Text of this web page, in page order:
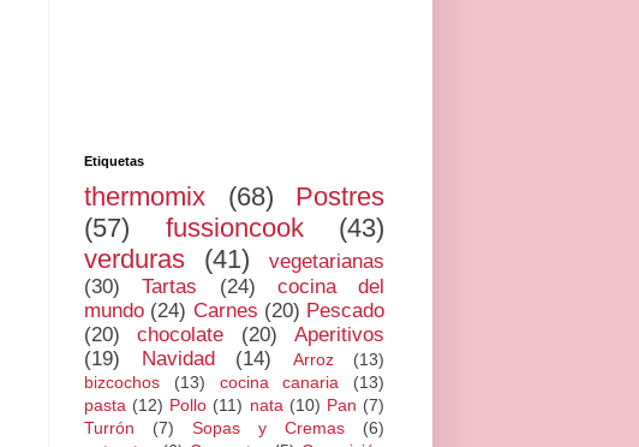
Etiquetas
thermomix (68)
Postres
(57)
fussioncook
(43)
verduras
(41)
vegetarianas
(30)
Tartas (24)
cocina del
mundo (24) Carnes (20) Pescado
(20)
chocolate (20)
Aperitivos
(19)
Navidad (14) Arroz
(13)
bizcochos
(13) cocina canaria
(13)
pasta (12) Pollo (11) nata (10) Pan (7)
Turrón
(7) Sopas y Cremas
(6)